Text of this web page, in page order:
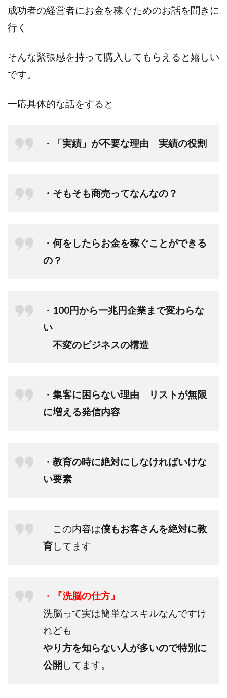
成功者の経営者にお金を稼ぐためのお話を聞きに
行く
そんな緊張感を持って購入してもらえると嬉しい
です。
一応具体的な話をすると
・ 「実績」が不要な理由 実績の役割
・そもそも商売ってなんなの？
・ 何をしたらお金を稼ぐことができる
の？
・ 100円から一兆円企業まで変わらな
い
不変のビジネスの構造
・ 集客に困らない理由 リストが無限
に増える発信内容
・ 教育の時に絶対にしなければいけな
い要素
この内容は僕もお客さんを絶対に教
育してます
・
『洗脳の仕方』
洗脳って実は簡単なスキルなんですけ
れども
やり方を知らない人が多いので特別に
公開 してます。